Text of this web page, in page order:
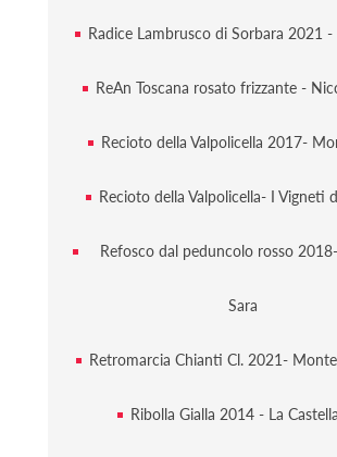
Radice Lambrusco di Sorbara 2021 -
ReAn Toscana rosato frizzante -
Recioto della Valpolicella 2017-
Recioto della Valpolicella- I Vigneti
Refosco dal peduncolo rosso
Sara
Retromarcia Chianti Cl. 2021-
Ribolla Gialla 2014 - La